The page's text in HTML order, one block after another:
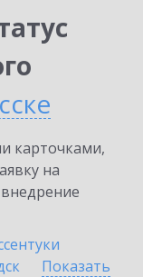
карточками,
на
Показать